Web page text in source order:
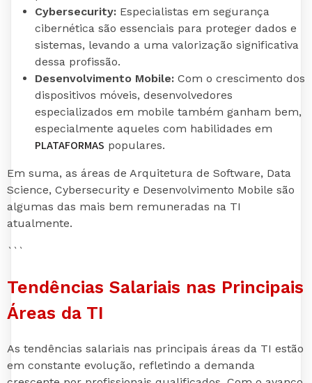
Cybersecurity: Especialistas em segurança
cibernética são essenciais para proteger dados e
sistemas, levando a uma valorização significativa
dessa profissão.
Desenvolvimento Mobile: Com o crescimento dos
dispositivos móveis, desenvolvedores
especializados em mobile também ganham bem,
especialmente aqueles com habilidades em
PLATAFORMAS populares.
Em suma, as áreas de Arquitetura de Software, Data
Science, Cybersecurity e Desenvolvimento Mobile são
algumas das mais bem remuneradas na TI
atualmente.
```
Tendências Salariais nas Principais
Áreas da TI
As tendências salariais nas principais áreas da TI estão
em constante evolução, refletindo a demanda